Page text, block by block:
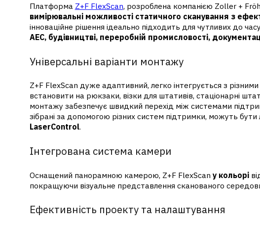
Платформа Z+F FlexScan, розроблена компанією Zoller +
вимірювальні можливості статичного сканування з
інноваційне рішення ідеально підходить для чутливих до
AEC, будівництві, переробній промисловості,
Універсальні варіанти монтажу
Z+F FlexScan дуже адаптивний, легко інтегрується з
встановити на рюкзаки, візки для штативів, стаціонарні
монтажу забезпечує швидкий перехід між системами
зібрані за допомогою різних систем підтримки, можуть бути
LaserControl.
Інтегрована система камери
Оснащений панорамною камерою, Z+F FlexScan у кольорі
покращуючи візуальне представлення сканованого
Ефективність проекту та налаштування